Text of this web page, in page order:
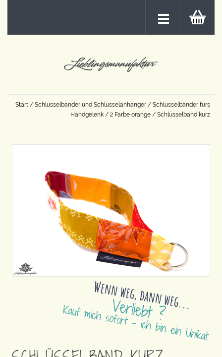
Start / Schlüsselbänder und Schlüsselanhänger / Schlüsselbänder fürs
Handgelenk / 2 Farbe orange / Schlüsselband kurz